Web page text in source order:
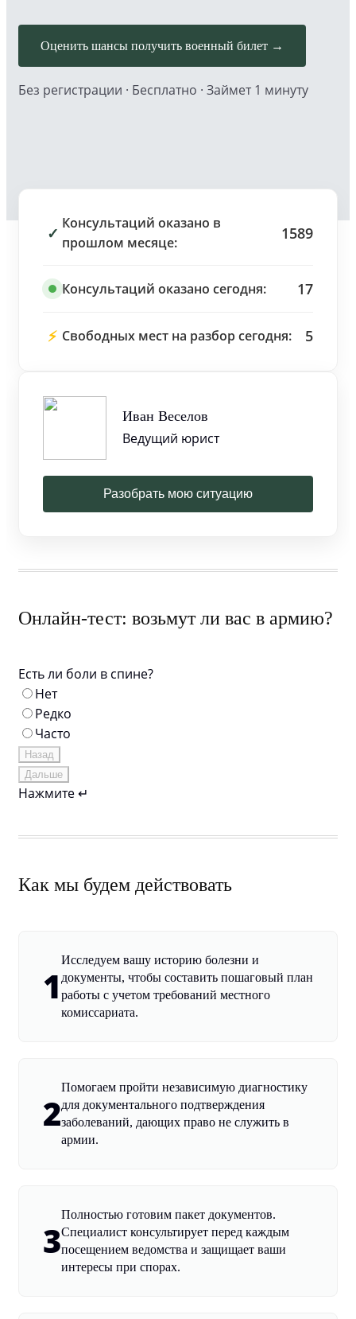
Оценить шансы получить военный билет →
Без регистрации · Бесплатно · Займет 1 минуту
✓
Консультаций оказано в
прошлом месяце:
1589
Консультаций оказано сегодня: 17
⚡ Свободных мест на разбор сегодня: 5
Иван Веселов
Ведущий юрист
Разобрать мою ситуацию
Онлайн-тест: возьмут ли вас в армию?
Есть ли боли в спине?
Нет
Редко
Часто
Назад
Дальше
Нажмите ↵
Как мы будем действовать
1
Исследуем вашу историю болезни и
документы, чтобы составить пошаговый план
работы с учетом требований местного
комиссариата.
2
Помогаем пройти независимую диагностику
для документального подтверждения
заболеваний, дающих право не служить в
армии.
3
Полностью готовим пакет документов.
Специалист консультирует перед каждым
посещением ведомства и защищает ваши
интересы при спорах.